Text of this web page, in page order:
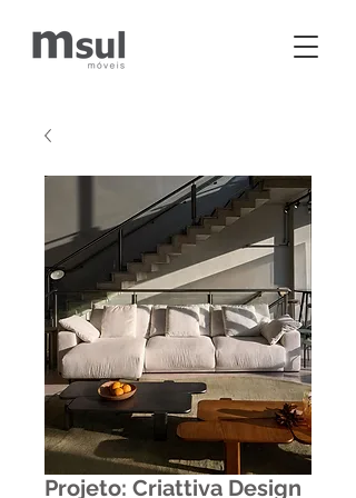
Projeto: Criattiva Design